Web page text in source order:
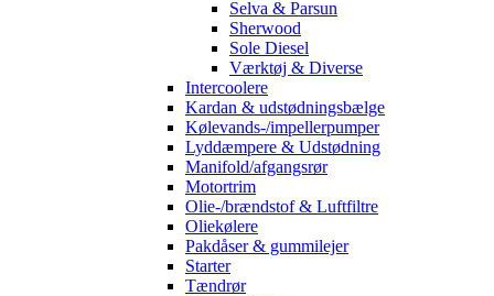
Selva & Parsun
Sherwood
Sole Diesel
Værktøj & Diverse
Intercoolere
Kardan & udstødningsbælge
Kølevands-/impellerpumper
Lyddæmpere & Udstødning
Manifold/afgangsrør
Motortrim
Olie-/brændstof & Luftfiltre
Oliekølere
Pakdåser & gummilejer
Starter
Tændrør